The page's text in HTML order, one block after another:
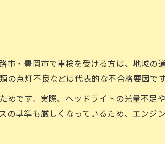
市・豊岡市で車検を受ける方は、地域の
点灯不良などは代表的な不合格要因です
めです。実際、ヘッドライトの光量不足
の基準も厳しくなっているため、エンジ